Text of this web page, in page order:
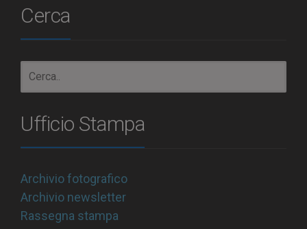
Cerca
Ufficio Stampa
Archivio fotografico
Archivio newsletter
Rassegna stampa